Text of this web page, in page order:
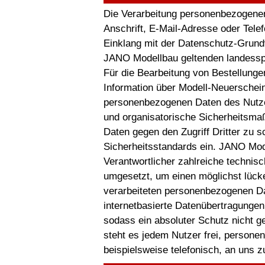
Die Verarbeitung
Anschrift, E-Mail-Adresse oder
Einklang mit der Datenschutz-
JANO Modellbau geltenden
Für die Bearbeitung von
Information über Modell-
personenbezogenen Daten des
und organisatorische
Daten gegen den Zugriff Dritter zu
Sicherheitsstandards ein. JANO
Verantwortlicher zahlreiche
umgesetzt, um einen möglichst
verarbeiteten personenbezogenen
internetbasierte
sodass ein absoluter Schutz nicht
steht es jedem Nutzer frei,
beispielsweise telefonisch, an uns